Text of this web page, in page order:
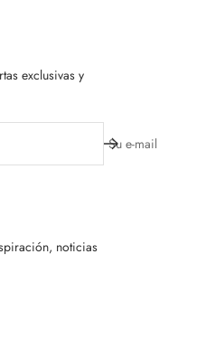
exclusivas y
Su e-mail
noticias